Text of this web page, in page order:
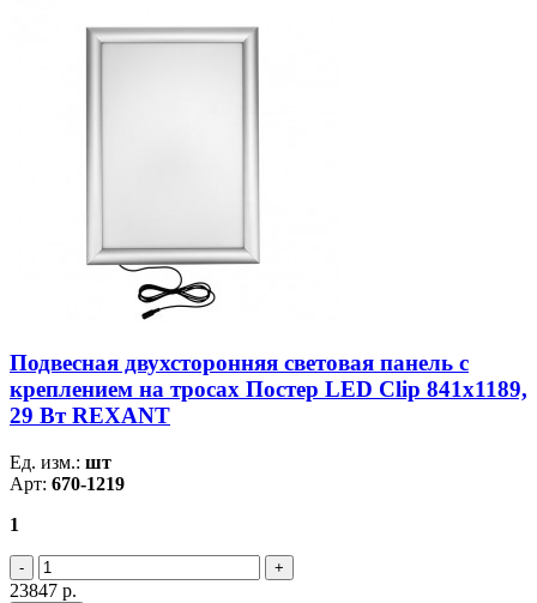
Подвесная двухсторонняя световая панель с
креплением на тросах Постер LED Clip 841х1189,
29 Вт REXANT
Ед. изм.: шт
Арт: 670-1219
1
23847 р.